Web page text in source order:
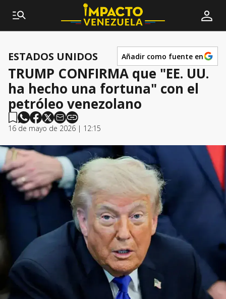
ESTADOS UNIDOS Añadir como fuente en
TRUMP CONFIRMA que "EE. UU.
ha hecho una fortuna" con el
petróleo venezolano
16 de mayo de 2026 | 12:15